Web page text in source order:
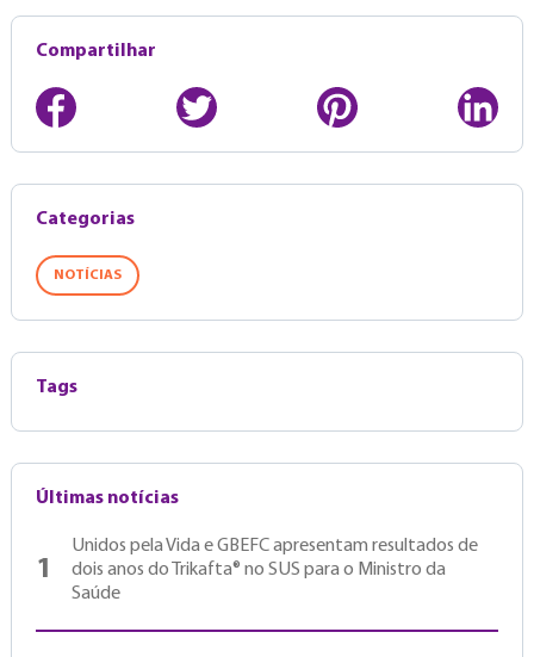
Compartilhar
Categorias
NOTÍCIAS
Tags
Últimas notícias
1
Unidos pela Vida e GBEFC apresentam resultados de
dois anos do Trikafta® no SUS para o Ministro da
Saúde